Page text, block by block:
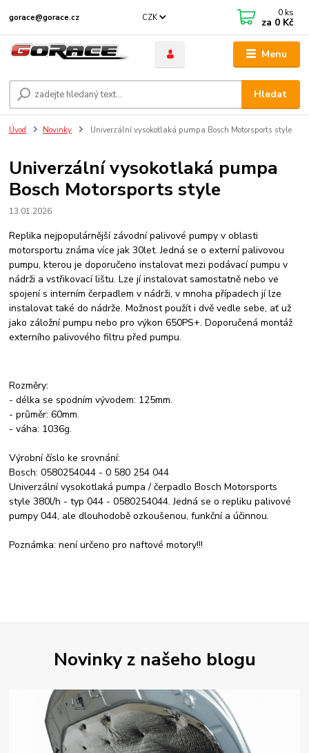
Menu
CZK
Hledat
gorace@gorace.cz 0 ks
za 0 Kč
Úvod Novinky Univerzální vysokotlaká pumpa Bosch Motorsports style
Univerzální vysokotlaká pumpa
Bosch Motorsports style
13.01.2026
Replika nejpopulárnější závodní palivové pumpy v oblasti
motorsportu známa více jak 30let. Jedná se o externí palivovou
pumpu, kterou je doporučeno instalovat mezi podávací pumpu v
nádrži a vstřikovací lištu. Lze jí instalovat samostatně nebo ve
spojení s interním čerpadlem v nádrži, v mnoha případech jí lze
instalovat také do nádrže. Možnost použít i dvě vedle sebe, ať už
jako záložní pumpu nebo pro výkon 650PS+. Doporučená montáž
externího palivového filtru před pumpu.
Rozměry:
- délka se spodním vývodem: 125mm.
- průměr: 60mm.
- váha: 1036g.
Výrobní číslo ke srovnání:
Bosch: 0580254044 - 0 580 254 044
Univerzální vysokotlaká pumpa / čerpadlo Bosch Motorsports
style 380l/h - typ 044 - 0580254044. Jedná se o repliku palivové
pumpy 044, ale dlouhodobě ozkoušenou, funkční a účinnou.
Poznámka: není určeno pro naftové motory!!!
Novinky z našeho blogu